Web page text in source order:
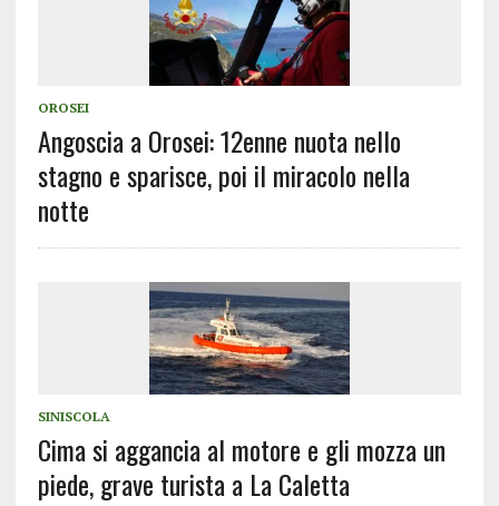
OROSEI
Angoscia a Orosei: 12enne nuota nello
stagno e sparisce, poi il miracolo nella
notte
SINISCOLA
Cima si aggancia al motore e gli mozza un
piede, grave turista a La Caletta